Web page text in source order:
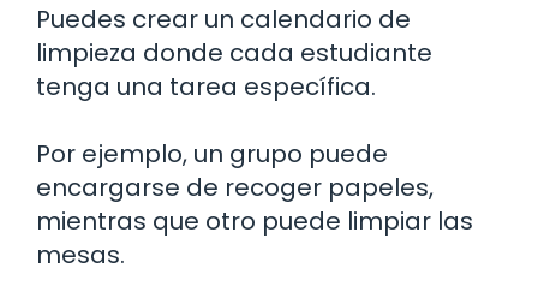
Puedes crear un calendario de
limpieza donde cada estudiante
tenga una tarea específica.
Por ejemplo, un grupo puede
encargarse de recoger papeles,
mientras que otro puede limpiar las
mesas.